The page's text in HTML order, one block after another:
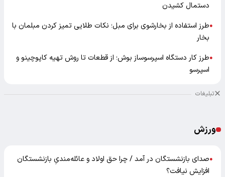
دستمال کشیدن
●طرز استفاده از بخارشوی برای مبل؛ نکات طلایی تمیز کردن مبلمان با
بخار
●طرز کار دستگاه اسپرسوساز بوش؛ از قطعات تا روش تهیه کاپوچینو و
اسپرسو
تبلیغات
ورزش
●صدای بازنشستگان در آمد / چرا حق اولاد و عائله‌مندیِ بازنشستگان
افزایش نیافت؟